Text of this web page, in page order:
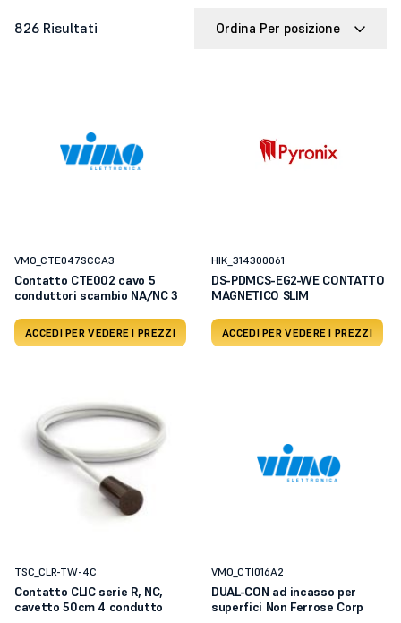
826 Risultati Ordina Per posizione
VMO_CTE047SCCA3
Contatto CTE002 cavo 5
conduttori scambio NA/NC 3
ACCEDI PER VEDERE I PREZZI
HIK_314300061
DS-PDMCS-EG2-WE CONTATTO
MAGNETICO SLIM
ACCEDI PER VEDERE I PREZZI
TSC_CLR-TW-4C
Contatto CLIC serie R, NC,
cavetto 50cm 4 condutto
VMO_CTI016A2
DUAL-CON ad incasso per
superfici Non Ferrose Corp